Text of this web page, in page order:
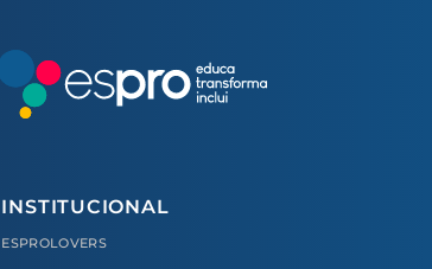
INSTITUCIONAL
ESPROLOVERS